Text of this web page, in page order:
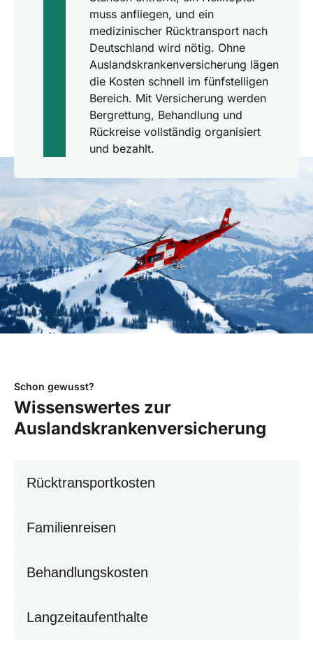
muss anfliegen, und ein
medizinischer Rücktransport nach
Deutschland wird nötig. Ohne
Auslandskrankenversicherung lägen
die Kosten schnell im fünfstelligen
Bereich. Mit Versicherung werden
Bergrettung, Behandlung und
Rückreise vollständig organisiert
und bezahlt.
Schon gewusst?
Wissenswertes zur
Auslandskrankenversicherung
Rücktransportkosten
Familienreisen
Behandlungskosten
Langzeitaufenthalte